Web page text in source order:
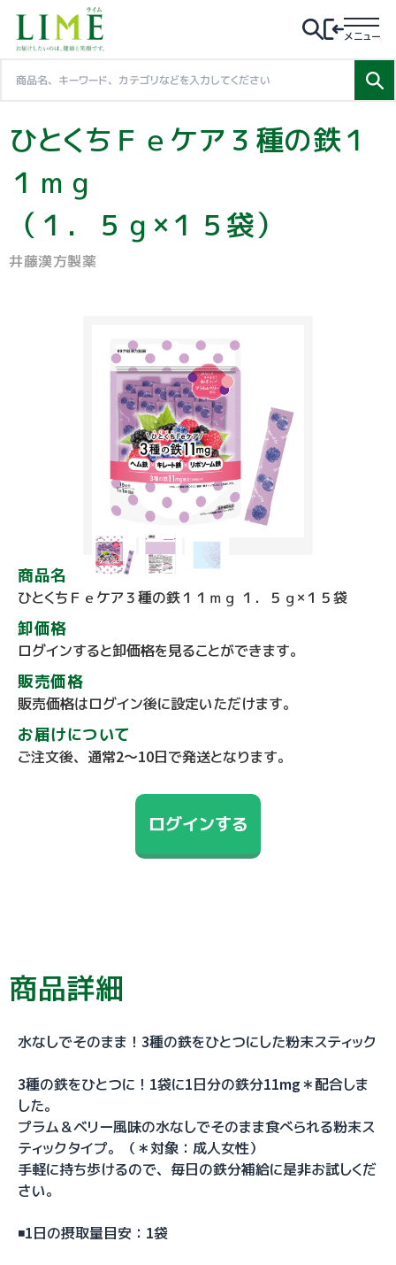
メニュー
ひとくちＦｅケア３種の鉄１
１ｍｇ
（１．５ｇ×１５袋）
井藤漢方製薬
商品名
ひとくちＦｅケア３種の鉄１１ｍｇ １．５ｇ×１５袋
卸価格
ログインすると卸価格を見ることができます。
販売価格
販売価格はログイン後に設定いただけます。
お届けについて
ご注文後、通常2～10日で発送となります。
ログインする
商品詳細
水なしでそのまま！3種の鉄をひとつにした粉末スティック
3種の鉄をひとつに！1袋に1日分の鉄分11mg＊配合しま
した。
プラム＆ベリー風味の水なしでそのまま食べられる粉末ス
ティックタイプ。（＊対象：成人女性）
手軽に持ち歩けるので、毎日の鉄分補給に是非お試しくだ
さい。
◾️1日の摂取量目安：1袋